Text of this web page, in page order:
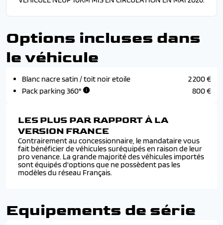
Options incluses dans
le véhicule
Blanc nacre satin / toit noir etoile
2 200 €
Pack parking 360°
800 €
LES PLUS PAR RAPPORT À LA
VERSION FRANCE
Contrairement au concessionnaire, le mandataire vous
fait bénéficier de véhicules suréquipés en raison de leur
pro venance. La grande majorité des véhicules importés
sont équipés d'options que ne possèdent pas les
modèles du réseau Français.
Equipements de série